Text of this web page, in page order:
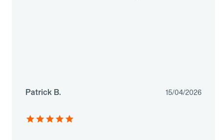
Patrick B. 15/04/2026